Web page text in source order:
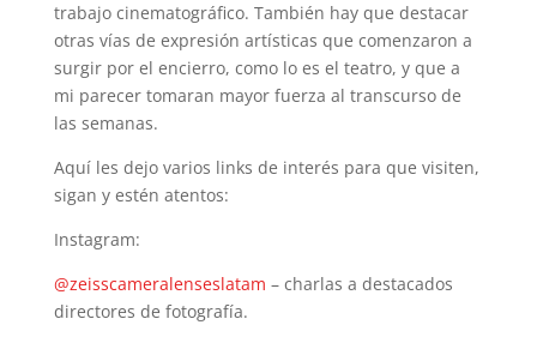
trabajo cinematográfico. También hay que destacar
otras vías de expresión artísticas que comenzaron a
surgir por el encierro, como lo es el teatro, y que a
mi parecer tomaran mayor fuerza al transcurso de
las semanas.
Aquí les dejo varios links de interés para que visiten,
sigan y estén atentos:
Instagram:
@zeisscameralenseslatam – charlas a destacados
directores de fotografía.